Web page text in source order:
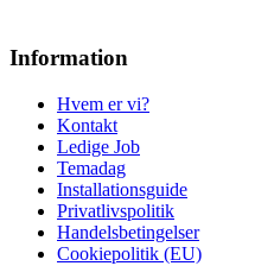
Information
Hvem er vi?
Kontakt
Ledige Job
Temadag
Installationsguide
Privatlivspolitik
Handelsbetingelser
Cookiepolitik (EU)